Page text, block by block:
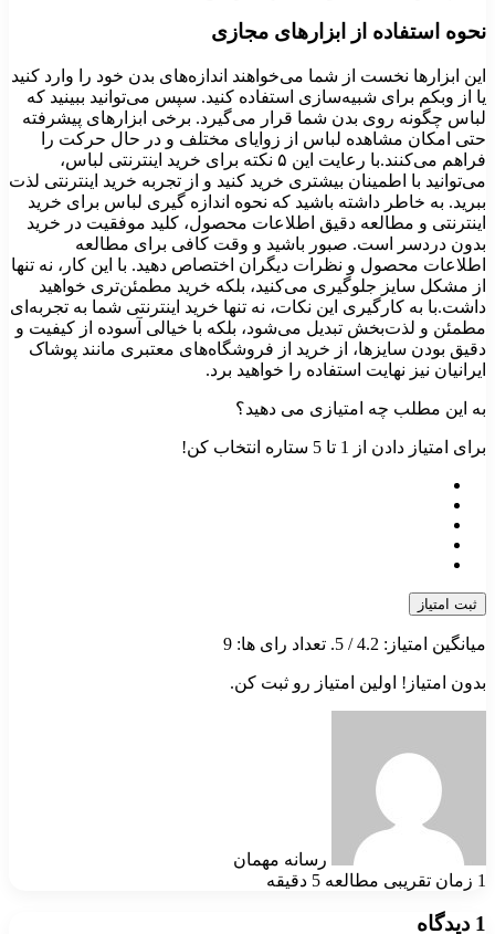
نحوه استفاده از ابزارهای مجازی
این ابزارها نخست از شما می‌خواهند اندازه‌های بدن خود را وارد کنید
یا از وبکم برای شبیه‌سازی استفاده کنید. سپس می‌توانید ببینید که
لباس چگونه روی بدن شما قرار می‌گیرد. برخی ابزارهای پیشرفته
حتی امکان مشاهده لباس از زوایای مختلف و در حال حرکت را
فراهم می‌کنند.با رعایت این ۵ نکته برای خرید اینترنتی لباس،
می‌توانید با اطمینان بیشتری خرید کنید و از تجربه خرید اینترنتی لذت
ببرید. به خاطر داشته باشید که نحوه اندازه گیری لباس برای خرید
اینترنتی و مطالعه دقیق اطلاعات محصول، کلید موفقیت در خرید
بدون دردسر است. صبور باشید و وقت کافی برای مطالعه
اطلاعات محصول و نظرات دیگران اختصاص دهید. با این کار، نه تنها
از مشکل سایز جلوگیری می‌کنید، بلکه خرید مطمئن‌تری خواهید
داشت.با به کارگیری این نکات، نه تنها خرید اینترنتی شما به تجربه‌ای
مطمئن و لذت‌بخش تبدیل می‌شود، بلکه با خیالی آسوده از کیفیت و
دقیق بودن سایزها، از خرید از فروشگاه‌های معتبری مانند پوشاک
ایرانیان نیز نهایت استفاده را خواهید برد.
به این مطلب چه امتیازی می دهید؟
برای امتیاز دادن از 1 تا 5 ستاره انتخاب کن!
ثبت امتیاز
میانگین امتیاز: 4.2/ 5. تعداد رای ها: 9
بدون امتیاز! اولین امتیاز رو ثبت کن.
رسانه مهمان
1 زمان تقریبی مطالعه 5 دقیقه
1 دیدگاه